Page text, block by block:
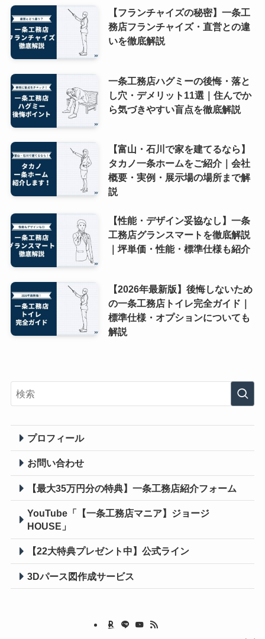
【フランチャイズの秘密】一条工
務店フランチャイズ・直営との違
いを徹底解説
一条工務店ハグミーの後悔・落と
し穴・デメリット11選｜住んでか
ら気づきやすい盲点を徹底解説
【富山・石川で家を建てるなら】
タカノ一条ホームをご紹介｜会社
概要・実例・展示場の場所まで解
説
【性能・デザイン妥協なし】一条
工務店グランスマートを徹底解説
｜坪単価・性能・標準仕様も紹介
【2026年最新版】後悔しないため
の一条工務店トイレ完全ガイド｜
標準仕様・オプションについても
解説
プロフィール
お問い合わせ
【最大35万円分の特典】一条工務店紹介フォーム
YouTube「【一条工務店マニア】ジョージ
HOUSE」
【22大特典プレゼント中】公式ライン
3Dパース図作成サービス